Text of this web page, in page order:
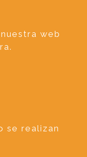
web
se realizan